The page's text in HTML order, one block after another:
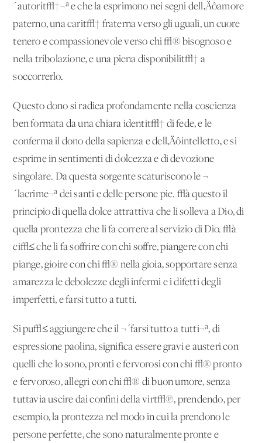
´autorit√†¬ª e che la esprimono nei segni dell‚Äôamore
paterno, una carit√† fraterna verso gli uguali, un cuore
tenero e compassionevole verso chi √® bisognoso e
nella tribolazione, e una piena disponibilit√† a
soccorrerlo.
Questo dono si radica profondamente nella coscienza
ben formata da una chiara identit√† di fede, e le
conferma il dono della sapienza e dell‚Äôintelletto, e si
esprime in sentimenti di dolcezza e di devozione
singolare. Da questa sorgente scaturiscono le ¬
´lacrime¬ª dei santi e delle persone pie. √à questo il
principio di quella dolce attrattiva che li solleva a Dio, di
quella prontezza che li fa correre al servizio di Dio. √à
ci√≤ che li fa soffrire con chi soffre, piangere con chi
piange, gioire con chi √® nella gioia, sopportare senza
amarezza le debolezze degli infermi e i difetti degli
imperfetti, e farsi tutto a tutti.
Si pu√≤ aggiungere che il ¬´farsi tutto a tutti¬ª, di
espressione paolina, significa essere gravi e austeri con
quelli che lo sono, pronti e fervorosi con chi √® pronto
e fervoroso, allegri con chi √® di buon umore, senza
tuttavia uscire dai confini della virt√π, prendendo, per
esempio, la prontezza nel modo in cui la prendono le
persone perfette, che sono naturalmente pronte e